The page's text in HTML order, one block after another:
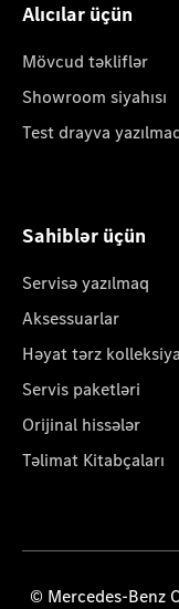
Alıcılar üçün
Mövcud təkliflər
Showroom siyahısı
Test drayva
Sahiblər üçün
Servisə yazılmaq
Aksessuarlar
Həyat tərz
Servis paketləri
Orijinal hissələr
Təlimat Kitabçaları
© Mercedes-Benz